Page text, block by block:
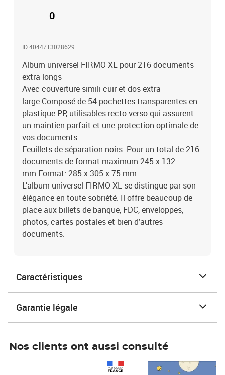
0
ID 4044713028629
Album universel FIRMO XL pour 216 documents
extra longs
Avec couverture simili cuir et dos extra
large.Composé de 54 pochettes transparentes en
plastique PP, utilisables recto-verso qui assurent
un maintien parfait et une protection optimale de
vos documents.
Feuillets de séparation noirs..Pour un total de 216
documents de format maximum 245 x 132
mm.Format: 285 x 305 x 75 mm.
L’album universel FIRMO XL se distingue par son
élégance en toute sobriété. Il offre beaucoup de
place aux billets de banque, FDC, enveloppes,
photos, cartes postales et bien d’autres
documents.
Caractéristiques
Garantie légale
Nos clients ont aussi consulté
Prix 7,50€